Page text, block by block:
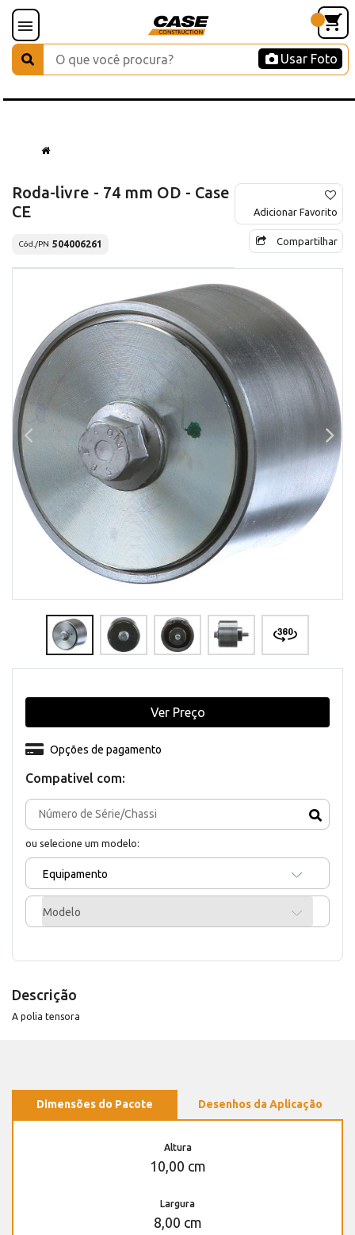
Usar Foto
Roda-livre - 74 mm OD - Case
CE
Cód./PN 504006261
Adicionar Favorito
Compartilhar
Compativel com:
ou selecione um modelo:
Equipamento
Modelo
Opções de pagamento
Ver Preço
Descrição
A polia tensora
Dimensões do Pacote Desenhos da Aplicação
Altura
10,00 cm
Largura
8,00 cm